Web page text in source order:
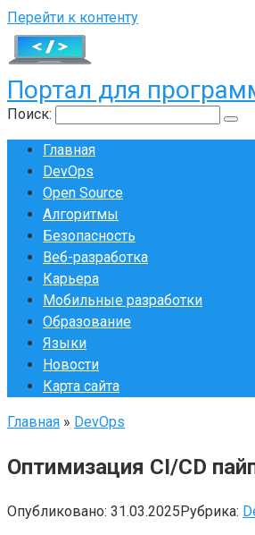
Перейти к контенту
Портал для
Поиск:
Главная
DevOps
Open Source
Алгоритмы
Безопасность
Веб-разработка
Карьера
Мобильные разработки
Образование
Языки
Новости
Карта сайта
Главная » DevOps
Оптимизация CI/CD
Опубликовано: 31.03.2025Рубрика: